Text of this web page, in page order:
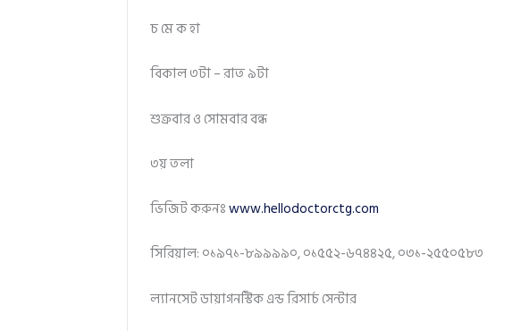
চ মে ক হা
বিকাল ৩টা – রাত ৯টা
শুক্রবার ও সোমবার বন্ধ
৩য় তলা
ভিজিট করুনঃwww.hellodoctorctg.com
সিরিয়াল: ০১৯৭১-৮৯৯৯৯০, ০১৫৫২-৬৭৪৪২৫, ০৩১-২৫৫০৫৮৩
ল্যানসেট ডায়াগনস্টিক এন্ড রিসার্চ সেন্টার